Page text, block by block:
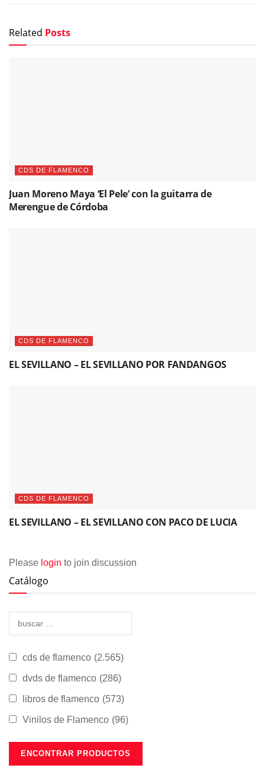
Related Posts
CDS DE FLAMENCO
Juan Moreno Maya ‘El Pele’ con la guitarra de
Merengue de Córdoba
CDS DE FLAMENCO
EL SEVILLANO – EL SEVILLANO POR FANDANGOS
CDS DE FLAMENCO
EL SEVILLANO – EL SEVILLANO CON PACO DE LUCIA
Please login to join discussion
Catálogo
cds de flamenco (2.565)
dvds de flamenco (286)
libros de flamenco (573)
Vinilos de Flamenco (96)